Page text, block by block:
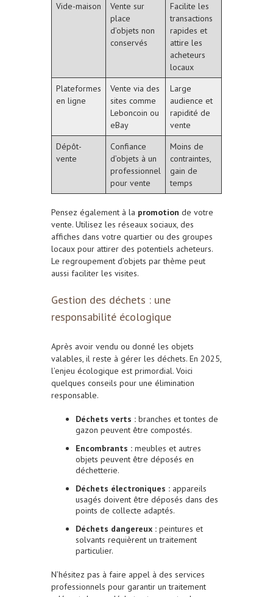
Vide-maison
Vente sur
place
d’objets non
conservés
Facilite les
transactions
rapides et
attire les
acheteurs
locaux
Plateformes
en ligne
Vente via des
sites comme
Leboncoin ou
eBay
Large
audience et
rapidité de
vente
Dépôt-
vente
Confiance
d’objets à un
professionnel
pour vente
Moins de
contraintes,
gain de
temps
Pensez également à la promotion de votre
vente. Utilisez les réseaux sociaux, des
affiches dans votre quartier ou des groupes
locaux pour attirer des potentiels acheteurs.
Le regroupement d’objets par thème peut
aussi faciliter les visites.
Gestion des déchets : une
responsabilité écologique
Après avoir vendu ou donné les objets
valables, il reste à gérer les déchets. En 2025,
l’enjeu écologique est primordial. Voici
quelques conseils pour une élimination
responsable.
Déchets verts : branches et tontes de
gazon peuvent être compostés.
Encombrants : meubles et autres
objets peuvent être déposés en
déchetterie.
Déchets électroniques : appareils
usagés doivent être déposés dans des
points de collecte adaptés.
Déchets dangereux : peintures et
solvants requièrent un traitement
particulier.
N’hésitez pas à faire appel à des services
professionnels pour garantir un traitement